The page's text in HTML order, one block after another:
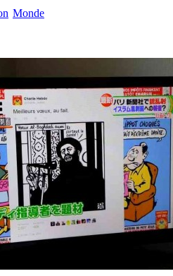
Monde